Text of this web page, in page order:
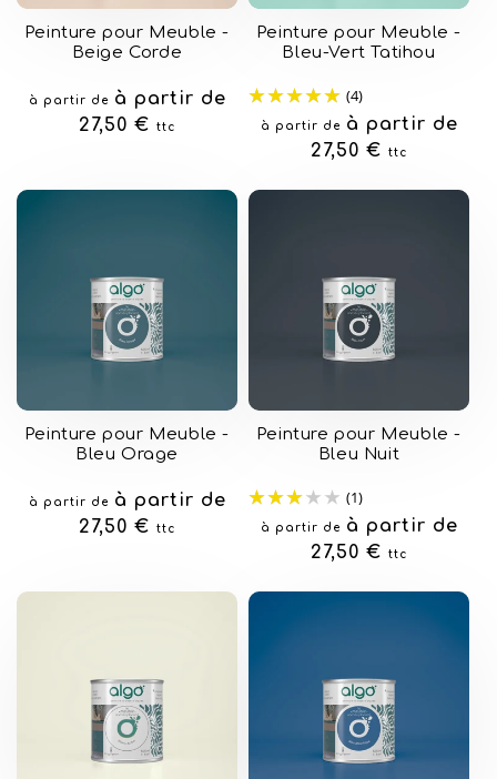
Peinture pour Meuble -
Beige Corde
Prix
habituel
à partir de
à partir de
27,50 €
ttc
Peinture pour Meuble -
Bleu-Vert Tatihou
(4)
Prix
habituel
à partir de
à partir de
27,50 €
ttc
Peinture pour Meuble -
Bleu Orage
Prix
habituel
à partir de
à partir de
27,50 €
ttc
Peinture pour Meuble -
Bleu Nuit
(1)
Prix
habituel
à partir de
à partir de
27,50 €
ttc